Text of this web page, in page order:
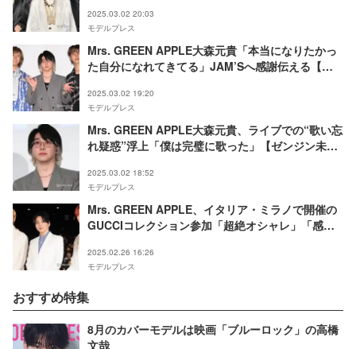
2025.03.02 20:03
モデルプレス
Mrs. GREEN APPLE大森元貴「本当になりたかっ
た自分になれてきてる」JAM’Sへ感謝伝える【ゼ
2025.03.02 19:20
モデルプレス
Mrs. GREEN APPLE大森元貴、ライブでの“歌い忘
れ疑惑”浮上「僕は完璧に歌った」【ゼンジン未到
2025.03.02 18:52
モデルプレス
Mrs. GREEN APPLE、イタリア・ミラノで開催の
GUCCIコレクション参加「超絶オシャレ」「感
2025.02.26 16:26
モデルプレス
おすすめ特集
8月のカバーモデルは映画「ブルーロック」の高橋
文哉